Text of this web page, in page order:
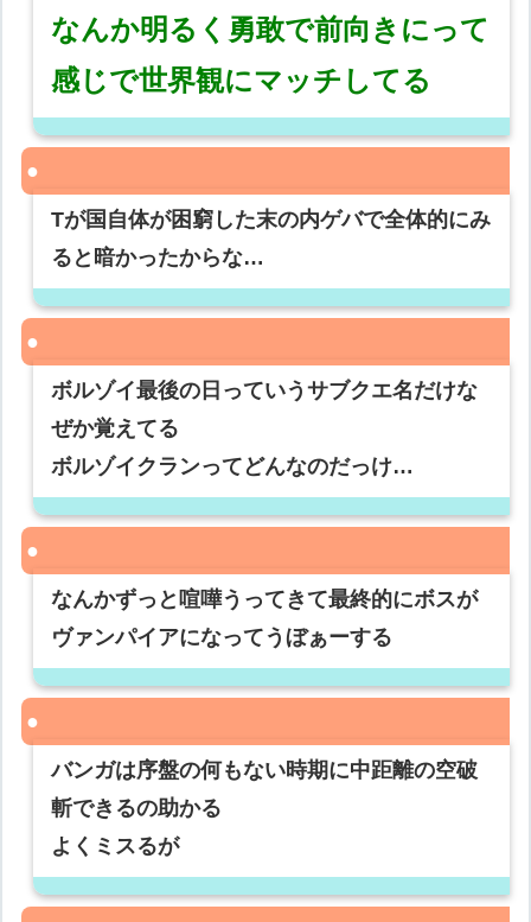
なんか明るく勇敢で前向きにって
感じで世界観にマッチしてる
Tが国自体が困窮した末の内ゲバで全体的にみ
ると暗かったからな…
ボルゾイ最後の日っていうサブクエ名だけな
ぜか覚えてる
ボルゾイクランってどんなのだっけ…
なんかずっと喧嘩うってきて最終的にボスが
ヴァンパイアになってうぼぁーする
バンガは序盤の何もない時期に中距離の空破
斬できるの助かる
よくミスるが